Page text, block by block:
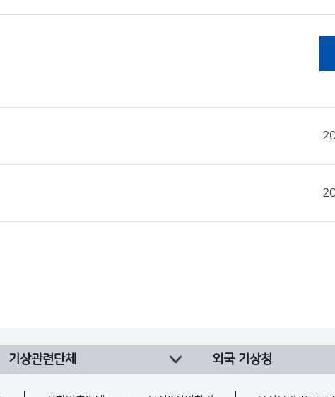
기상관련단체 외국 기상청